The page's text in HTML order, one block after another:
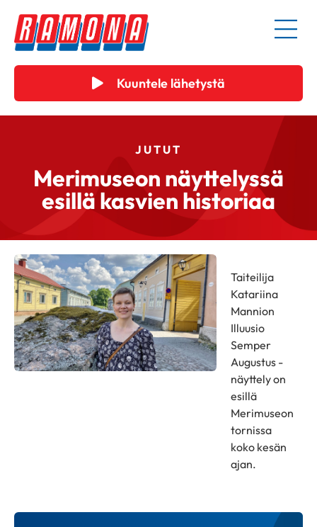
Kuuntele lähetystä
JUTUT
Merimuseon näyttelyssä
esillä kasvien historiaa
Taiteilija
Katariina
Mannion
Illuusio
Semper
Augustus -
näyttely on
esillä
Merimuseon
tornissa
koko kesän
ajan.